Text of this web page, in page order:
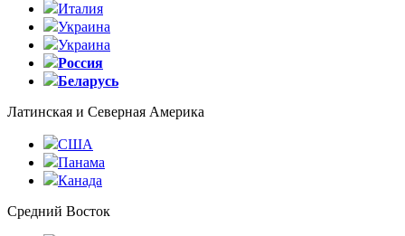
Италия
Украина
Украина
Россия
Беларусь
Латинская и Северная Америка
США
Панама
Канада
Средний Восток